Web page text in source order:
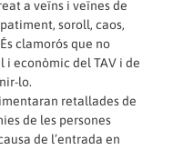
a veïns i veïnes de
soroll, caos,
clamorós que no
i econòmic del TAV i de
lo.
retallades de
de les persones
de l’entrada en